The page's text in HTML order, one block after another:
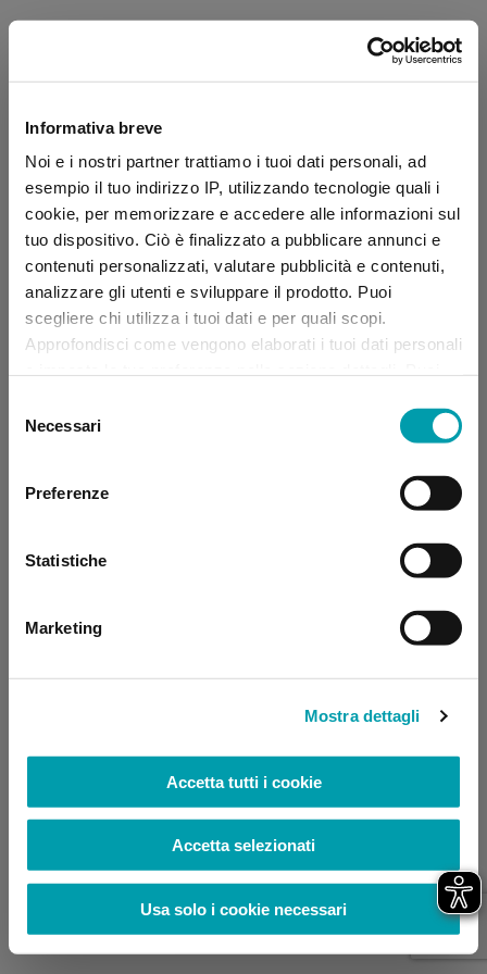
Informativa breve
Noi e i nostri partner trattiamo i tuoi dati personali, ad
esempio il tuo indirizzo IP, utilizzando tecnologie quali i
cookie, per memorizzare e accedere alle informazioni sul
tuo dispositivo. Ciò è finalizzato a pubblicare annunci e
contenuti personalizzati, valutare pubblicità e contenuti,
analizzare gli utenti e sviluppare il prodotto. Puoi
scegliere chi utilizza i tuoi dati e per quali scopi.
Approfondisci come vengono elaborati i tuoi dati personali
momento dalla Dichiarazione sui “
delNecessari
Preferenze
Statistiche
Marketing
Mostra dettagli
Accetta tutti i cookie
Accetta selezionati
Usa solo i cookie necessari
Application error: a client-side exception has occurred (see the
browser console for more information)